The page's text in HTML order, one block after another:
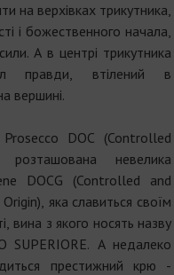
на верхівках трикутника,
і божественного начала,
А в центрі трикутника
правди, втілений в
вершині.
Prosecco DOC (Controlled
невелика
DOCG (Controlled and
яка славиться своїм
вина з якого носять назву
SUPERIORE. А недалеко
престижний крю -